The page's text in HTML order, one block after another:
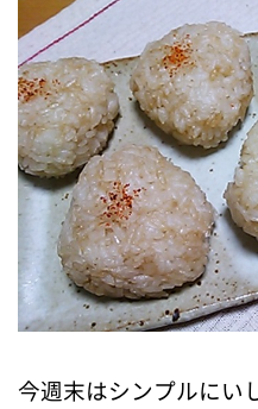
今週末はシンプルにい